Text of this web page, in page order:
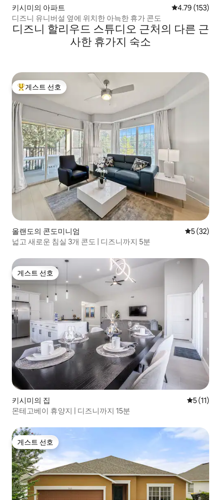
키시미의 아파트 평점 4.79점(5
4.79 (153)
디즈니 유니버설 옆에 위치한 아늑한 휴가 콘도
디즈니 할리우드 스튜디오 근처의 다른 근
사한 휴가지 숙소
상위 게스트 선호
게스트 선호
올랜도의 콘도미니엄 평점 5점
5 (32)
넓고 새로운 침실 3개 콘도 | 디즈니까지 5분
게스트 선호
게스트 선호
키시미의 집 평점 5점
5 (11)
몬테고베이 휴양지 | 디즈니까지 15분
게스트 선호
게스트 선호